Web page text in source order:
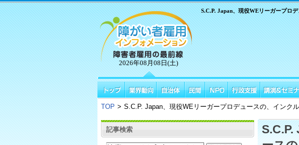
2026年08月08日(土)
S.C.P. Japan、現役WEリーガープロ
TOP > S.C.P. Japan、現役WEリーガープロデュースの、インク
記事検索
S.C.P.